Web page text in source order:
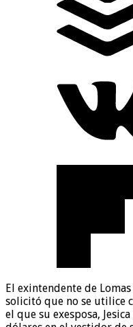
El exintendente de
solicitó que no se utilice
el que su exesposa,